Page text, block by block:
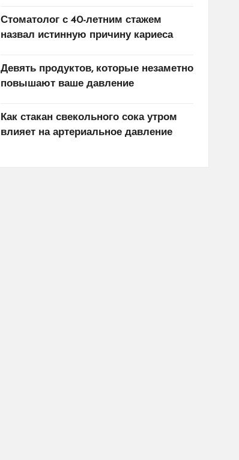
Стоматолог с 40-летним стажем
назвал истинную причину кариеса
Девять продуктов, которые незаметно
повышают ваше давление
Как стакан свекольного сока утром
влияет на артериальное давление